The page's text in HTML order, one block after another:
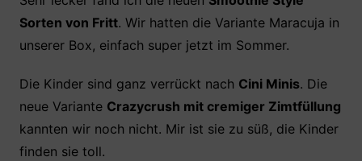
Sorten von Fritt. Wir hatten die Variante Maracuja in
unserer Box, einfach super jetzt im Sommer.
Die Kinder sind ganz verrückt nach Cini Minis. Die
neue Variante Crazycrush mit cremiger Zimtfüllung
kannten wir noch nicht. Mir ist sie zu süß, die Kinder
finden sie toll.